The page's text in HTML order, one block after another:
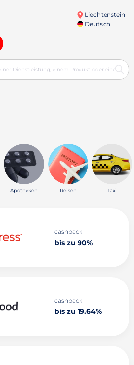
Liechtenstein
Deutsch
Apotheken Reisen Taxi
cashback
bis zu 90%
cashback
bis zu 19.64%